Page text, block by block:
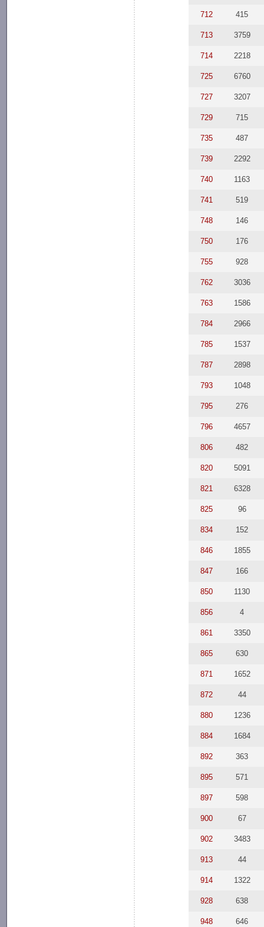
712 415
713 3759
714 2218
725 6760
727 3207
729 715
735 487
739 2292
740 1163
741 519
748 146
750 176
755 928
762 3036
763 1586
784 2966
785 1537
787 2898
793 1048
795 276
796 4657
806 482
820 5091
821 6328
825 96
834 152
846 1855
847 166
850 1130
856 4
861 3350
865 630
871 1652
872 44
880 1236
884 1684
892 363
895 571
897 598
900 67
902 3483
913 44
914 1322
928 638
948 646